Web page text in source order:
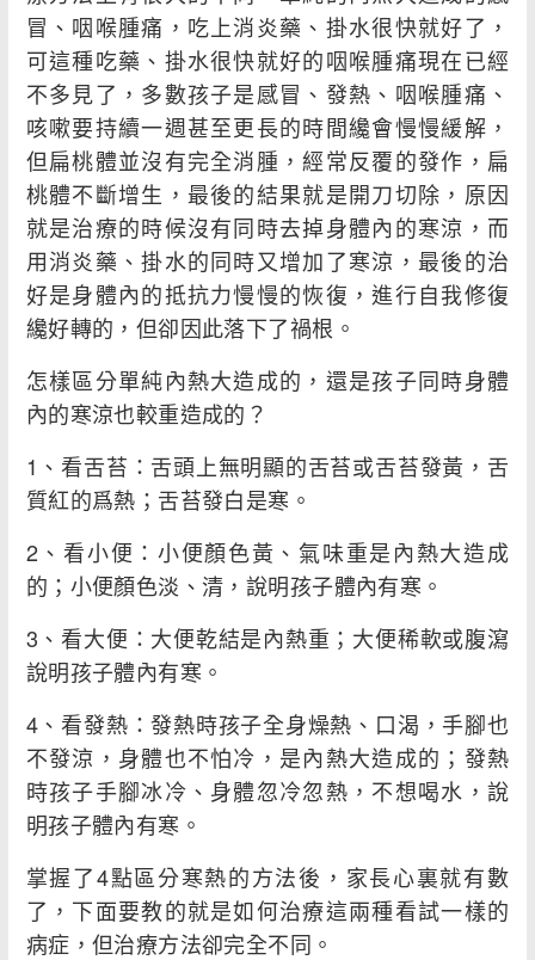
冒、咽喉腫痛，吃上消炎藥、掛水很快就好了，
可這種吃藥、掛水很快就好的咽喉腫痛現在已經
不多見了，多數孩子是感冒、發熱、咽喉腫痛、
咳嗽要持續一週甚至更長的時間纔會慢慢緩解，
但扁桃體並沒有完全消腫，經常反覆的發作，扁
桃體不斷增生，最後的結果就是開刀切除，原因
就是治療的時候沒有同時去掉身體內的寒涼，而
用消炎藥、掛水的同時又增加了寒涼，最後的治
好是身體內的抵抗力慢慢的恢復，進行自我修復
纔好轉的，但卻因此落下了禍根。
怎樣區分單純內熱大造成的，還是孩子同時身體
內的寒涼也較重造成的？
1、看舌苔：舌頭上無明顯的舌苔或舌苔發黃，舌
質紅的爲熱；舌苔發白是寒。
2、看小便：小便顏色黃、氣味重是內熱大造成
的；小便顏色淡、清，說明孩子體內有寒。
3、看大便：大便乾結是內熱重；大便稀軟或腹瀉
說明孩子體內有寒。
4、看發熱：發熱時孩子全身燥熱、口渴，手腳也
不發涼，身體也不怕冷，是內熱大造成的；發熱
時孩子手腳冰冷、身體忽冷忽熱，不想喝水，說
明孩子體內有寒。
掌握了4點區分寒熱的方法後，家長心裏就有數
了，下面要教的就是如何治療這兩種看試一樣的
病症，但治療方法卻完全不同。